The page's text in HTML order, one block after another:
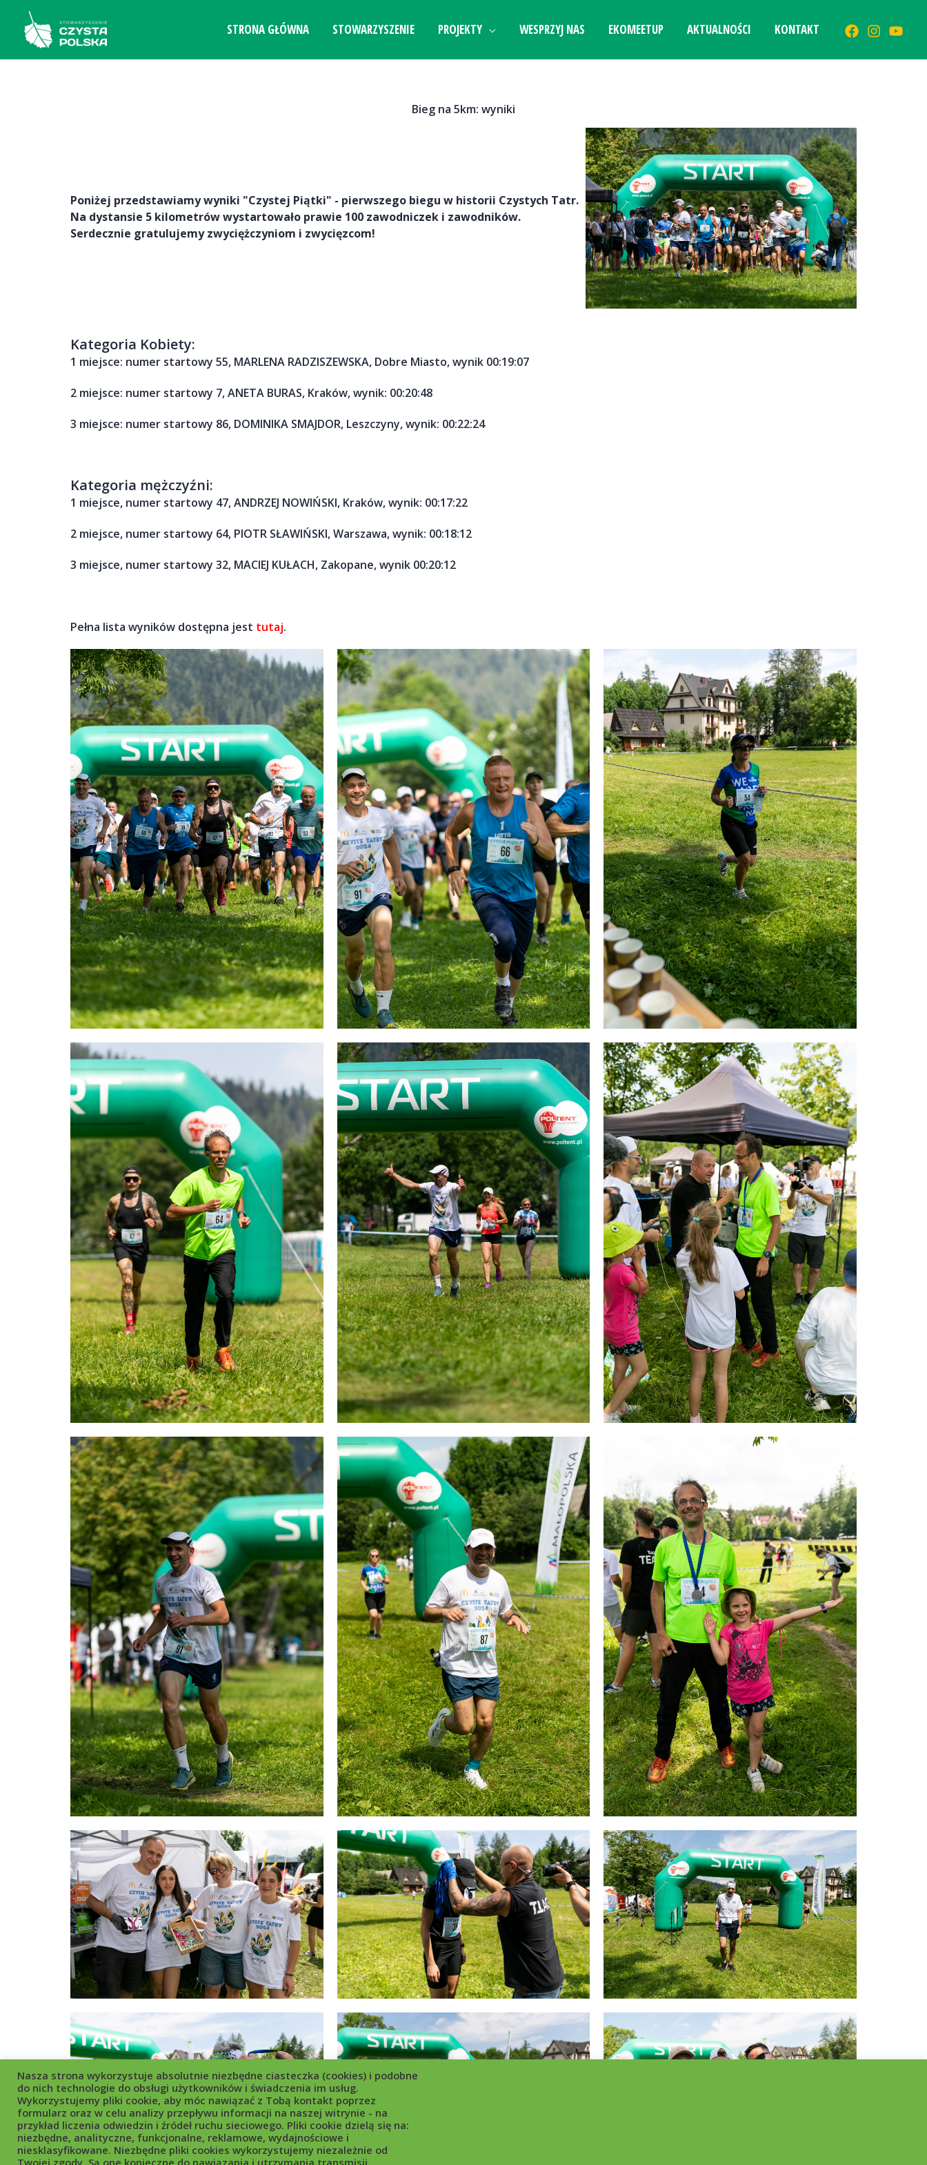
Przejdź
treści
STRONA GŁÓWNA STOWARZYSZENIE PROJEKTY WESPRZYJ NAS EKOMEETUP AKTUALNOŚCI KONTAKT
Bieg na 5km: wyniki
Poniżej przedstawiamy wyniki "Czystej Piątki" - pierwszego biegu w historii Czystych Tatr.
Na dystansie 5 kilometrów wystartowało prawie 100 zawodniczek i zawodników.
Serdecznie gratulujemy zwyciężczyniom i zwycięzcom!
Kategoria Kobiety:
1 miejsce: numer startowy 55, MARLENA RADZISZEWSKA, Dobre Miasto, wynik 00:19:07
2 miejsce: numer startowy 7, ANETA BURAS, Kraków, wynik: 00:20:48
3 miejsce: numer startowy 86, DOMINIKA SMAJDOR, Leszczyny, wynik: 00:22:24
Kategoria mężczyźni:
1 miejsce, numer startowy 47, ANDRZEJ NOWIŃSKI, Kraków, wynik: 00:17:22
2 miejsce, numer startowy 64, PIOTR SŁAWIŃSKI, Warszawa, wynik: 00:18:12
3 miejsce, numer startowy 32, MACIEJ KUŁACH, Zakopane, wynik 00:20:12
Pełna lista wyników dostępna jest tutaj.
Nasza strona wykorzystuje absolutnie niezbędne ciasteczka (cookies) i podobne
do nich technologie do obsługi użytkowników i świadczenia im usług.
Wykorzystujemy pliki cookie, aby móc nawiązać z Tobą kontakt poprzez
formularz oraz w celu analizy przepływu informacji na naszej witrynie - na
przykład liczenia odwiedzin i źródeł ruchu sieciowego. Pliki cookie dzielą się na:
niezbędne, analityczne, funkcjonalne, reklamowe, wydajnościowe i
niesklasyfikowane. Niezbędne pliki cookies wykorzystujemy niezależnie od
Twojej zgody. Są one konieczne do nawiązania i utrzymania transmisji